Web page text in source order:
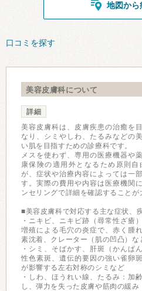
地図から
口コミを探す
美容皮膚科について
詳細
美容皮膚科は、皮膚疾患の治癒を
なり、シミやしわ、たるみなどの
い肌を目指すための診療科です。
メスを使わず、専用の医療機器や
康保険の適用外となるため原則
が、症状や治療内容によっては一
す。実際の費用や内容は医療機関
ンセリングで詳細を確認することが
■美容皮膚科で対応する主な症状、
・ニキビ、ニキビ跡（尋常性ざ瘡
増殖による毛穴の炎症で、赤く腫
素沈着、クレーター（肌の凹凸）な
・シミ、そばかす、肝斑（かんぱ
性色素斑、遺伝的要因の強い雀卵
が影響する左右対称のシミなど
・しわ、ほうれい線、たるみ：加
し、弾力を失った皮膚や筋肉の緩み